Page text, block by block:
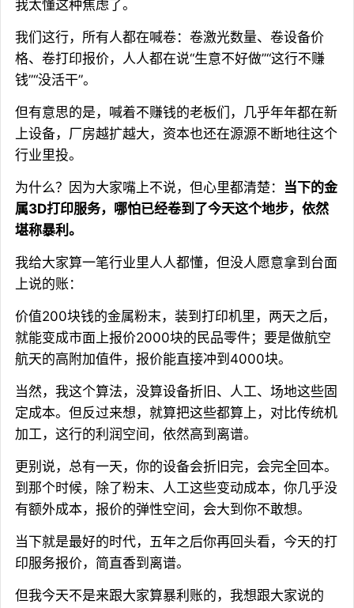
我太懂这种焦虑了。
我们这行，所有人都在喊卷：卷激光数量、卷设备价
格、卷打印报价，人人都在说“生意不好做”“这行不赚
钱”“没活干”。
但有意思的是，喊着不赚钱的老板们，几乎年年都在新
上设备，厂房越扩越大，资本也还在源源不断地往这个
行业里投。
为什么？因为大家嘴上不说，但心里都清楚： 当下的金
属3D打印服务，哪怕已经卷到了今天这个地步，依然
堪称暴利。
我给大家算一笔行业里人人都懂，但没人愿意拿到台面
上说的账：
价值200块钱的金属粉末，装到打印机里，两天之后，
就能变成市面上报价2000块的民品零件；要是做航空
航天的高附加值件，报价能直接冲到4000块。
当然，我这个算法，没算设备折旧、人工、场地这些固
定成本。但反过来想，就算把这些都算上，对比传统机
加工，这行的利润空间，依然高到离谱。
更别说，总有一天，你的设备会折旧完，会完全回本。
到那个时候，除了粉末、人工这些变动成本，你几乎没
有额外成本，报价的弹性空间，会大到你不敢想。
当下就是最好的时代，五年之后你再回头看，今天的打
印服务报价，简直香到离谱。
但我今天不是来跟大家算暴利账的，我想跟大家说的